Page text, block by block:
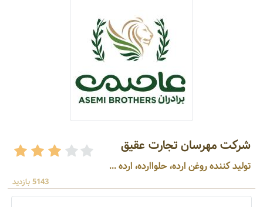
شرکت مهرسان تجارت عقیق
تولید کننده روغن ارده، حلواارده، ارده ...
5143 بازدید